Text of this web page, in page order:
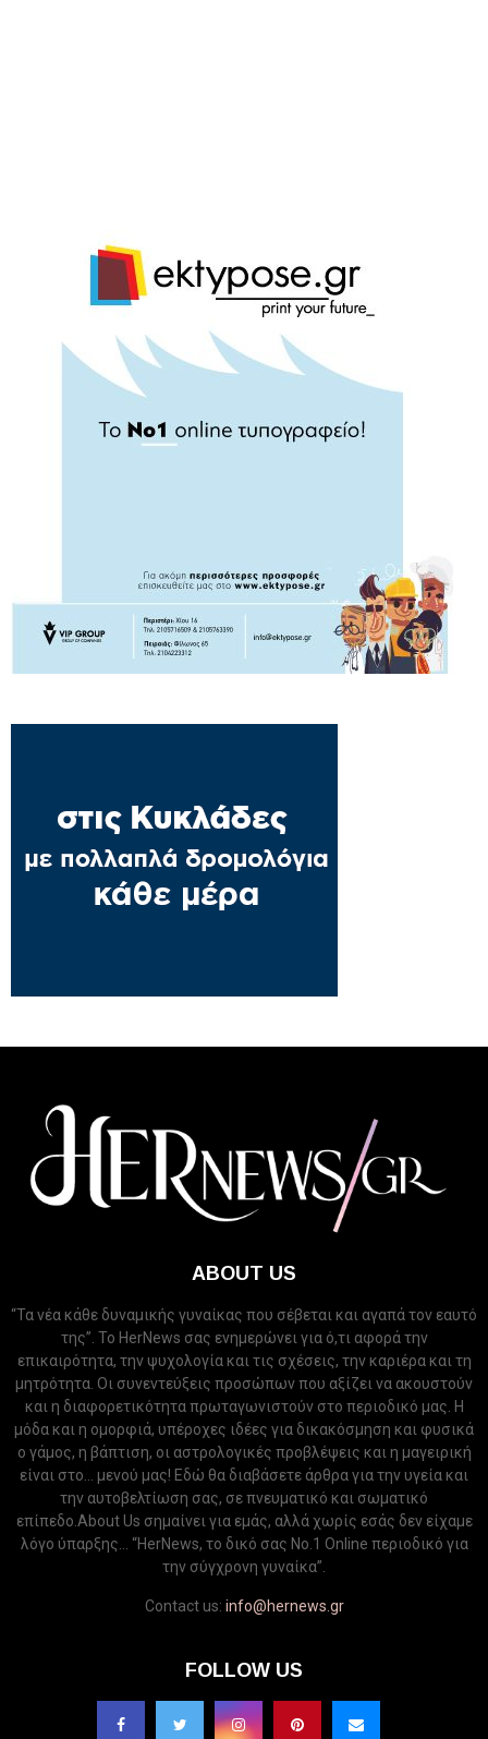
ABOUT US
“Τα νέα κάθε δυναμικής γυναίκας που σέβεται και αγαπά τον εαυτό
της”. Το HerNews σας ενημερώνει για ό,τι αφορά την
επικαιρότητα, την ψυχολογία και τις σχέσεις, την καριέρα και τη
μητρότητα. Οι συνεντεύξεις προσώπων που αξίζει να ακουστούν
και η διαφορετικότητα πρωταγωνιστούν στο περιοδικό μας. Η
μόδα και η ομορφιά, υπέροχες ιδέες για δικακόσμηση και φυσικά
ο γάμος, η βάπτιση, οι αστρολογικές προβλέψεις και η μαγειρική
είναι στο... μενού μας! Εδώ θα διαβάσετε άρθρα για την υγεία και
την αυτοβελτίωση σας, σε πνευματικό και σωματικό
επίπεδο.About Us σημαίνει για εμάς, αλλά χωρίς εσάς δεν είχαμε
λόγο ύπαρξης... “HerNews, το δικό σας Νo.1 Online περιοδικό για
την σύγχρονη γυναίκα”.
Contact us: info@hernews.gr
FOLLOW US